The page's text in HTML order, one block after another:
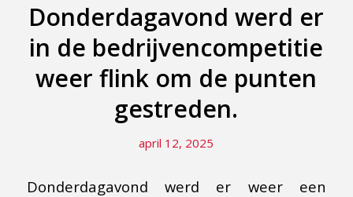
Donderdagavond werd er
in de bedrijvencompetitie
weer flink om de punten
gestreden.
april 12, 2025
Donderdagavond werd er weer een